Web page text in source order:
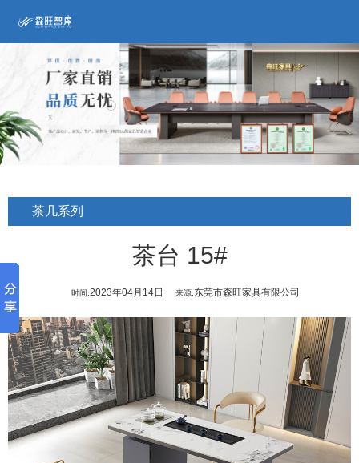
茶几系列
茶台 15#
时间:2023年04月14日 来源:东莞市森旺家具有限公司